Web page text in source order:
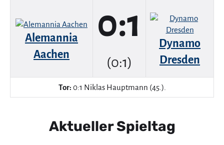
Alemannia
Aachen
0:1
(0:1)
Dynamo
Dresden
Tor: 0:1 Niklas Hauptmann (45.).
Aktueller Spieltag